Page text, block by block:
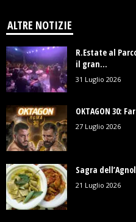
ALTRE NOTIZIE
R.Estate al
il gran...
31 Luglio 2026
OKTAGON 30:
27 Luglio 2026
Sagra
21 Luglio 2026